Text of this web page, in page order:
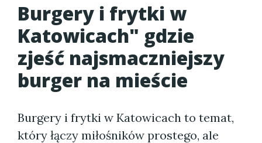
Burgery i frytki w
Katowicach" gdzie
zjeść najsmaczniejszy
burger na mieście
Burgery i frytki w Katowicach to temat,
który łączy miłośników prostego, ale